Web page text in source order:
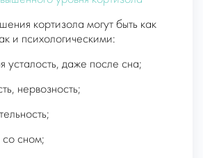
кортизола могут быть как
и психологическими:
усталость, даже после сна;
нервозность;
со сном;